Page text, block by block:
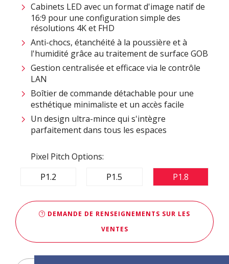
Cabinets LED avec un format d'image natif de
16:9 pour une configuration simple des
résolutions 4K et FHD
Anti-chocs, étanchéité à la poussière et à
l'humidité grâce au traitement de surface GOB
Gestion centralisée et efficace via le contrôle
LAN ​
Boîtier de commande détachable pour une
esthétique minimaliste et un accès facile​
Un design ultra-mince qui s'intègre
parfaitement dans tous les espaces​
Pixel Pitch Options:
P1.2
P1.5 P1.8
DEMANDE DE RENSEIGNEMENTS SUR LES
VENTES